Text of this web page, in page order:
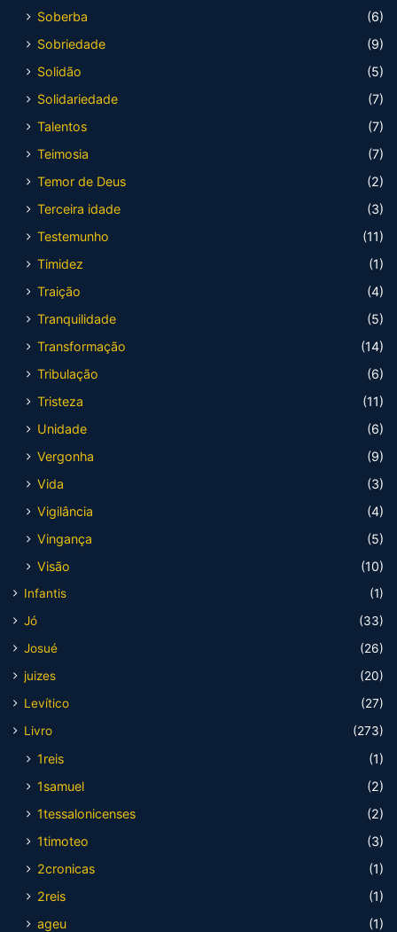
Soberba
(6)
Sobriedade
(9)
Solidão
(5)
Solidariedade
(7)
Talentos
(7)
Teimosia
(7)
Temor de Deus
(2)
Terceira idade
(3)
Testemunho
(11)
Timidez
(1)
Traição
(4)
Tranquilidade
(5)
Transformação
(14)
Tribulação
(6)
Tristeza
(11)
Unidade
(6)
Vergonha
(9)
Vida
(3)
Vigilância
(4)
Vingança
(5)
Visão
(10)
Infantis
(1)
Jó
(33)
Josué
(26)
juizes
(20)
Levítico
(27)
Livro
(273)
1reis
(1)
1samuel
(2)
1tessalonicenses
(2)
1timoteo
(3)
2cronicas
(1)
2reis
(1)
ageu
(1)